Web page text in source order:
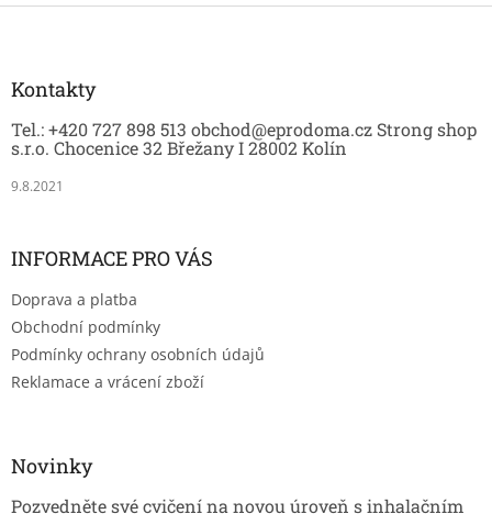
Z
Kontakty
Tel.: +420 727 898 513 obchod@eprodoma.cz Strong shop
s.r.o. Chocenice 32 Břežany I 28002 Kolín
9.8.2021
INFORMACE PRO VÁS
Doprava a platba
Obchodní podmínky
Podmínky ochrany osobních údajů
Reklamace a vrácení zboží
Novinky
Pozvedněte své cvičení na novou úroveň s inhalačním